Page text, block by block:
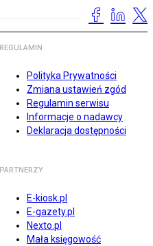
REGULAMIN
Polityka Prywatności
Zmiana ustawień zgód
Regulamin serwisu
Informacje o nadawcy
Deklaracja dostępności
PARTNERZY
E-kiosk.pl
E-gazety.pl
Nexto.pl
Mała księgowość